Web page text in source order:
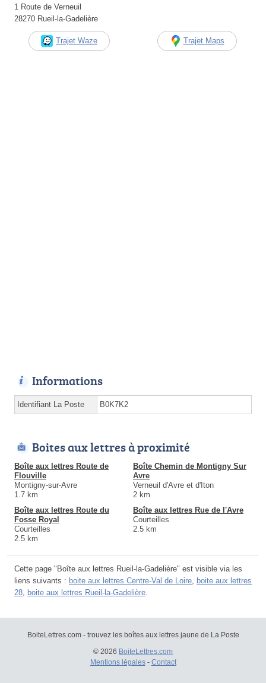
1 Route de Verneuil
28270 Rueil-la-Gadelière
Trajet Waze Trajet Maps
Informations
Identifiant La Poste B0K7K2
Boites aux lettres à proximité
Boîte aux lettres Route de
Flouville
Montigny-sur-Avre
1.7 km
Boîte Chemin de Montigny Sur
Avre
Verneuil d'Avre et d'Iton
2 km
Boîte aux lettres Route du
Fosse Royal
Courteilles
2.5 km
Boîte aux lettres Rue de l'Avre
Courteilles
2.5 km
Cette page "Boîte aux lettres Rueil-la-Gadelière" est visible via les
liens suivants : boite aux lettres Centre-Val de Loire boite aux lettres
28 boite aux lettres Rueil-la-Gadelière
BoiteLettres.com - trouvez les boîtes aux lettres jaune de La Poste
© 2026 BoiteLettres.com
Mentions légales- Contact